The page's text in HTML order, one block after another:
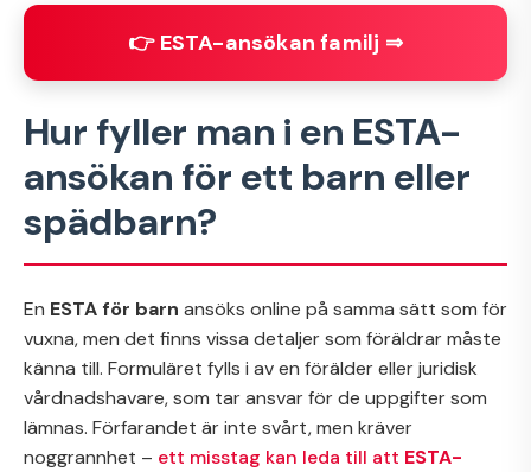
👉 ESTA-ansökan familj ⇒
Hur fyller man i en ESTA-
ansökan för ett barn eller
spädbarn?
En ESTA för barn ansöks online på samma sätt som för
vuxna, men det finns vissa detaljer som föräldrar måste
känna till. Formuläret fylls i av en förälder eller juridisk
vårdnadshavare, som tar ansvar för de uppgifter som
lämnas. Förfarandet är inte svårt, men kräver
noggrannhet – ett misstag kan leda till att ESTA-